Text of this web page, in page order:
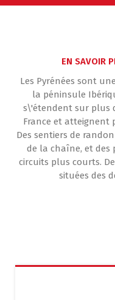
EN SAVOIR
Les Pyrénées sont
la péninsule
s\'étendent sur plus
France et atteignent
Des sentiers de
de la chaîne, et des
circuits plus courts.
situées des